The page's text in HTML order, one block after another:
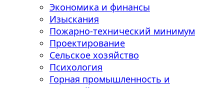
Экономика и финансы
Изыскания
Пожарно-технический минимум
Проектирование
Сельское хозяйство
Психология
Горная промышленность и